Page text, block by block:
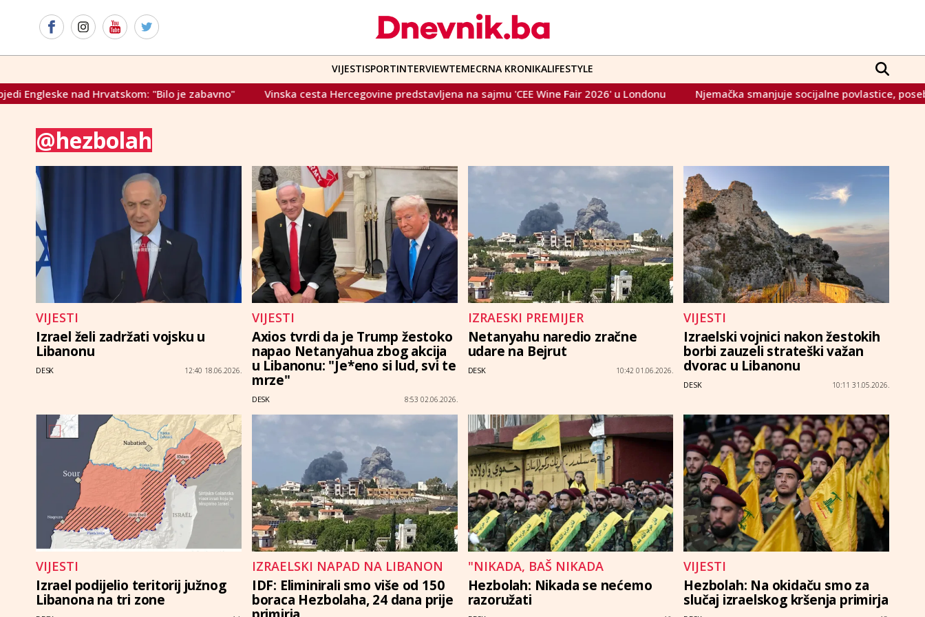
VIJESTISPORTINTERVIEWTEMECRNA KRONIKALIFESTYLE
nad Hrvatskom: "Bilo je zabavno" Vinska cesta Hercegovine predstavljena na sajmu 'CEE Wine Fair 2026' u Londonu Njemačka smanjuje socijalne povlastice, posebno
@hezbolah
VIJESTI
Izrael želi zadržati vojsku u
Libanonu
DESK 12:40 18.06.2026.
VIJESTI
Axios tvrdi da je Trump žestoko
napao Netanyahua zbog akcija
u Libanonu: "Je*eno si lud, svi te
mrze"
DESK 8:53 02.06.2026.
IZRAESKI PREMIJER
Netanyahu naredio zračne
udare na Bejrut
DESK 10:42 01.06.2026.
VIJESTI
Izraelski vojnici nakon žestokih
borbi zauzeli strateški važan
dvorac u Libanonu
DESK 10:11 31.05.2026.
VIJESTI
Izrael podijelio teritorij južnog
Libanona na tri zone
IZRAELSKI NAPAD NA LIBANON
IDF: Eliminirali smo više od 150
boraca Hezbolaha, 24 dana prije
"NIKADA, BAŠ NIKADA
Hezbolah: Nikada se nećemo
razoružati
VIJESTI
Hezbolah: Na okidaču smo za
slučaj izraelskog kršenja primirja